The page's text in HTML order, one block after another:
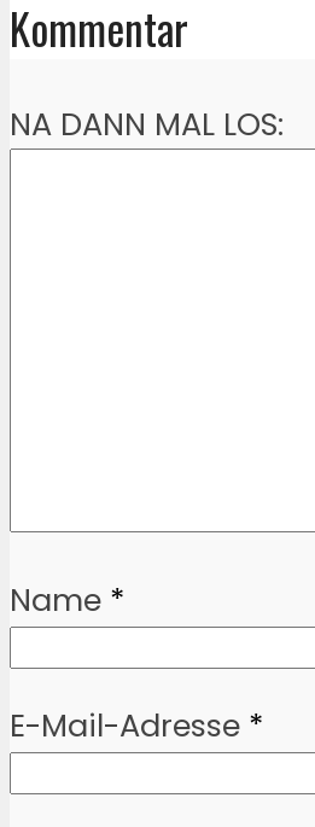
Kommentar
NA DANN MAL LOS:
Name *
E-Mail-Adresse *